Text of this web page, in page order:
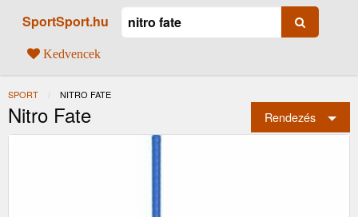
SportSport.hu
Kedvencek
SPORT JELENLEGI:
NITRO FATE
Nitro Fate Rendezés